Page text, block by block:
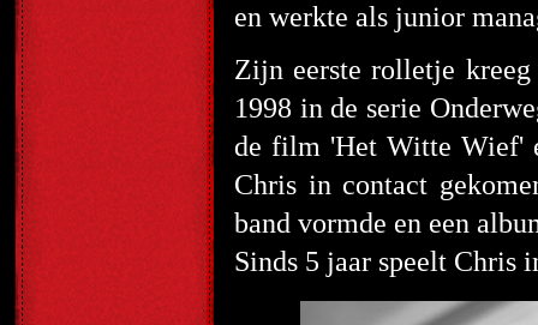
en werkte als junior
Zijn eerste rolletje
1998 in de serie
de film 'Het Witte Wief'
Chris in contact
band vormde en een
Sinds 5 jaar speelt Chris